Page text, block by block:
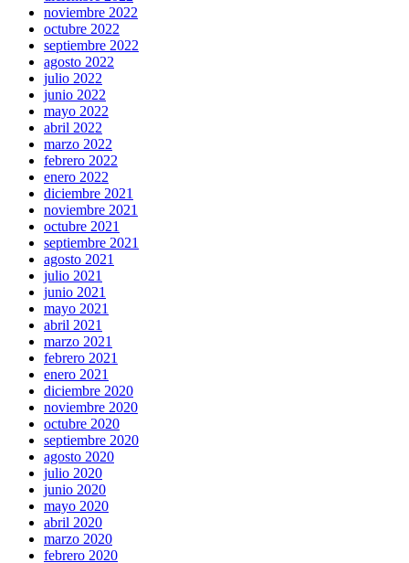
noviembre 2022
octubre 2022
septiembre 2022
agosto 2022
julio 2022
junio 2022
mayo 2022
abril 2022
marzo 2022
febrero 2022
enero 2022
diciembre 2021
noviembre 2021
octubre 2021
septiembre 2021
agosto 2021
julio 2021
junio 2021
mayo 2021
abril 2021
marzo 2021
febrero 2021
enero 2021
diciembre 2020
noviembre 2020
octubre 2020
septiembre 2020
agosto 2020
julio 2020
junio 2020
mayo 2020
abril 2020
marzo 2020
febrero 2020